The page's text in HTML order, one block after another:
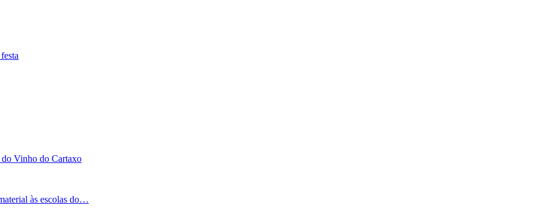
do Vinho do Cartaxo
às escolas do…